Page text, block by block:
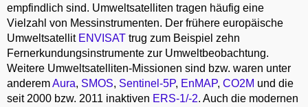
empfindlich sind. Umweltsatelliten tragen häufig eine
Vielzahl von Messinstrumenten. Der frühere europäische
Umweltsatellit ENVISAT trug zum Beispiel zehn
Fernerkundungsinstrumente zur Umweltbeobachtung.
Weitere Umweltsatelliten-Missionen sind bzw. waren unter
anderemAura, SMOS, Sentinel-5P, EnMAP, CO2M und die
seit 2000 bzw. 2011 inaktiven ERS-1/-2. Auch die modernen